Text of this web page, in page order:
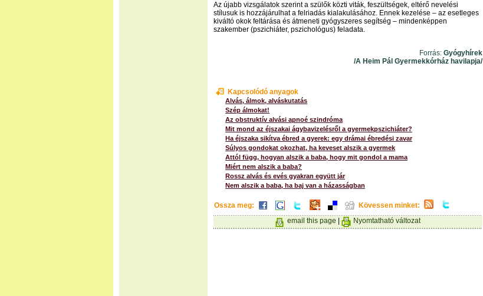
Az újabb vizsgálatok szerint a szülők közti viták, feszültségek, eltérő nevelési
stílusuk is hozzájárulhat a felriadás kialakulásához. Ennek kezelése – az esetleges
kiváltó okok feltárása és átmeneti gyógyszeres segítség – mindenképpen
szakember (pszichiáter, pszichológus) feladata.
Forrás: Gyógyhírek
/A Heim Pál Gyermekkórház havilapja/
Kapcsolódó anyagok
Alvás, álmok, alváskutatás
Szép álmokat!
Az obstruktív alvási apnoé szindróma
Mit mond az éjszakai ágybavizelésről a gyermekpszichiáter?
Ha éjszaka sikítva ébred a gyerek: egy drámai ébredési zavar
Súlyos gondokat okozhat, ha keveset alszik a gyermek
Attól függ, hogyan alszik a baba, hogy mit gondol a mama
Miért nem alszik a baba?
Rossz alvás és evés gyakran együtt jár
Nem alszik a baba, ha baj van a házasságban
Ossza meg:
Kövessen minket:
email this page
Nyomtatható változat